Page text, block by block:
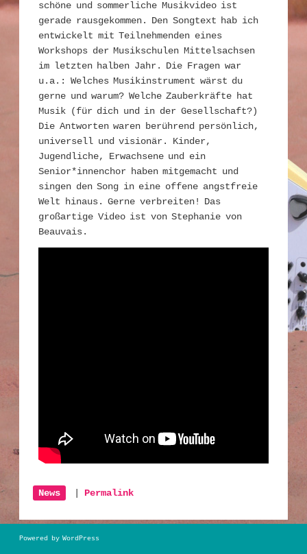
schöne und sommerliche Musikvideo ist
gerade rausgekommen. Den Songtext hab ich
entwickelt mit Teilnehmenden eines
Workshops der Musikschulen Mittelsachsen
im letzten halben Jahr. Die Fragen war
u.a.: Welches Musikinstrument wärst du
gerne und warum? Welche Zauberkräfte hat
Musik (für dich und in der Gesellschaft?)
Die Antworten waren berührend persönlich,
universell und visionär. Kinder,
Jugendliche, Erwachsene und ein
Senior*innenchor haben mitgemacht und
singen den Song in eine offene angstfreie
Welt hinaus. Gerne verbreiten! Das
großartige Video ist von Stephanie von
Beauvais.
News Permalink
Powered by WordPress